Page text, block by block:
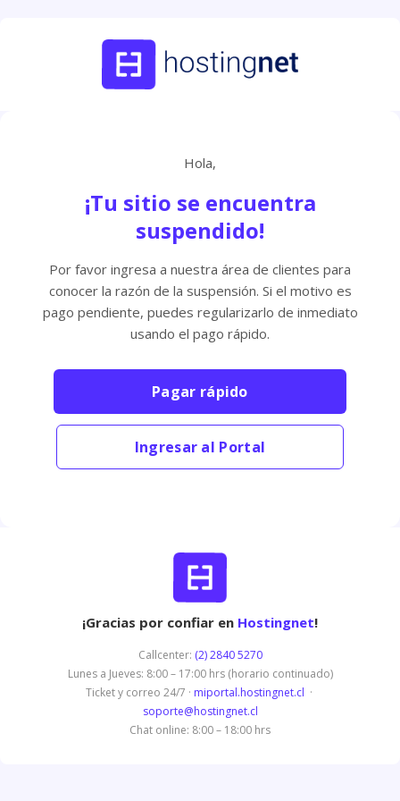
Hola,
¡Tu sitio se encuentra
suspendido!
Por favor ingresa a nuestra área de clientes para
conocer la razón de la suspensión. Si el motivo es
pago pendiente, puedes regularizarlo de inmediato
usando el pago rápido.
Pagar rápido
Ingresar al Portal
¡Gracias por confiar en Hostingnet!
Callcenter: (2) 2840 5270
Lunes a Jueves: 8:00 – 17:00 hrs (horario continuado)
Ticket y correo 24/7 · miportal.hostingnet.cl ·
soporte@hostingnet.cl
Chat online: 8:00 – 18:00 hrs